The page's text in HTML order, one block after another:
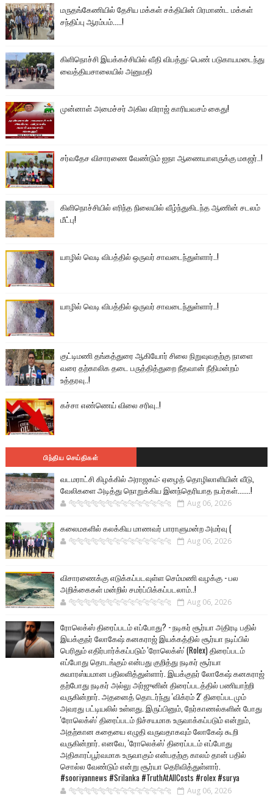
மருதங்கேணியில் தேசிய மக்கள் சக்தியின் பிரமாண்ட மக்கள்
சந்திப்பு ஆரம்பம்.....!
கிளிநொச்சி இயக்கச்சியில் வீதி விபத்து: பெண் படுகாயமடைந்து
வைத்தியசாலையில் அனுமதி
முன்னாள் அமைச்சர் அகில விராஜ் காரியவசம் கைது!
சர்வதேச விசாரணை வேண்டும் ஐநா ஆணையாளருக்கு மகஜர்..!
கிளிநொச்சியில் எரிந்த நிலையில் வீழ்ந்துகிடந்த ஆணின் சடலம்
மீட்பு!
யாழில் வெடி விபத்தில் ஒருவர் சாவடைந்துள்ளார்..!
யாழில் வெடி விபத்தில் ஒருவர் சாவடைந்துள்ளார்..!
குட்டிமணி தங்கத்துரை ஆகியோர் சிலை நிறுவுவதற்கு நாளை
வரை தற்காலிக தடை பருத்தித்துறை நீதவான் நீதிமன்றம்
உத்தரவு..!
கச்சா எண்ணெய் விலை சரிவு..!
பிந்திய செய்திகள்
வடமராட்சி கிழக்கில் அராஜகம்: ஏழைத் தொழிலாளியின் வீடு,
வேலிகளை அடித்து நொறுக்கிய இனந்தெரியாத நபர்கள்.......!
🐅🐅🐅🐅🐅🐅🐆🐆🐆🐆🐆🐆🐆🐆 Aug 06, 2026
கலைமகளில் கலக்கிய மாணவர் பாராளுமன்ற அமர்வு (
🐅🐅🐅🐅🐅🐅🐆🐆🐆🐆🐆🐆🐆🐆 Aug 06, 2026
விசாரணைக்கு எடுக்கப்படவுள்ள செம்மணி வழக்கு - பல
அறிக்கைகள் மன்றில் சமர்ப்பிக்கப்படலாம்..!
🐅🐅🐅🐅🐅🐅🐆🐆🐆🐆🐆🐆🐆🐆 Aug 06, 2026
ரோலெக்ஸ் திரைப்படம் எப்போது? - நடிகர் சூர்யா அதிரடி பதில்
இயக்குநர் லோகேஷ் கனகராஜ் இயக்கத்தில் சூர்யா நடிப்பில்
பெரிதும் எதிர்பார்க்கப்படும் 'ரோலெக்ஸ்' (Rolex) திரைப்படம்
எப்போது தொடங்கும் என்பது குறித்து நடிகர் சூர்யா
சுவாரஸ்யமான பதிலளித்துள்ளார். இயக்குநர் லோகேஷ் கனகராஜ்
தற்போது நடிகர் அல்லு அர்ஜுனின் திரைப்படத்தில் பணியாற்றி
வருகின்றார். அதனைத் தொடர்ந்து 'விக்ரம் 2' திரைப்படமும்
அவரது பட்டியலில் உள்ளது. இருப்பினும், நேர்காணல்களின் போது
'ரோலெக்ஸ்' திரைப்படம் நிச்சயமாக உருவாக்கப்படும் என்றும்,
அதற்கான கதையை எழுதி வருவதாகவும் லோகேஷ் கூறி
வருகின்றார். எனவே, 'ரோலெக்ஸ்' திரைப்படம் எப்போது
அதிகாரப்பூர்வமாக உருவாகும் என்பதற்கு காலம் தான் பதில்
சொல்ல வேண்டும் என்று சூர்யா தெரிவித்துள்ளார்.
#sooriyannews #Srilanka #TruthAtAllCosts #rolex #surya
🐅🐅🐅🐅🐅🐅🐆🐆🐆🐆🐆🐆🐆🐆 Aug 06, 2026